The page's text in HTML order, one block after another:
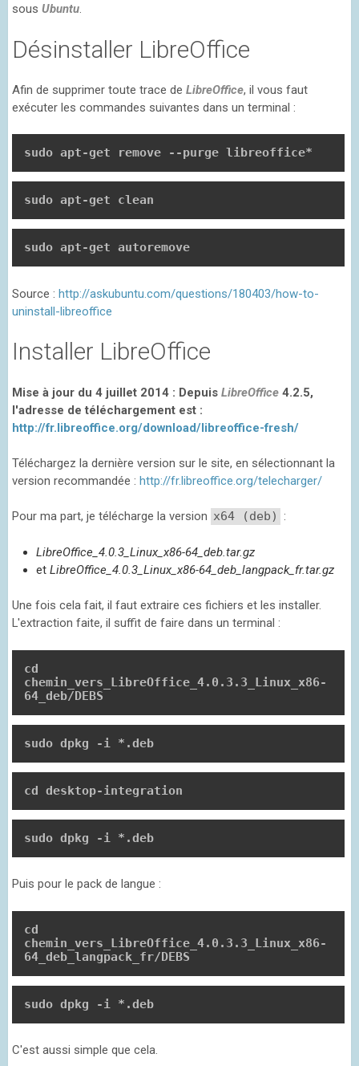
sous Ubuntu.
Désinstaller LibreOffice
Afin de supprimer toute trace de LibreOffice, il vous faut
exécuter les commandes suivantes dans un terminal :
sudo apt-get remove --purge libreoffice*
sudo apt-get clean
sudo apt-get autoremove
Source : http://askubuntu.com/questions/180403/how-to-
uninstall-libreoffice
Installer LibreOffice
Mise à jour du 4 juillet 2014 : Depuis LibreOffice 4.2.5,
l'adresse de téléchargement est :
http://fr.libreoffice.org/download/libreoffice-fresh/
Téléchargez la dernière version sur le site, en sélectionnant la
version recommandée : http://fr.libreoffice.org/telecharger/
Pour ma part, je télécharge la version x64 (deb) :
LibreOffice_4.0.3_Linux_x86-64_deb.tar.gz
et LibreOffice_4.0.3_Linux_x86-64_deb_langpack_fr.tar.gz
Une fois cela fait, il faut extraire ces fichiers et les installer.
L'extraction faite, il suffit de faire dans un terminal :
cd
chemin_vers_LibreOffice_4.0.3.3_Linux_x86-
64_deb/DEBS
sudo dpkg -i *.deb
cd desktop-integration
sudo dpkg -i *.deb
Puis pour le pack de langue :
cd
chemin_vers_LibreOffice_4.0.3.3_Linux_x86-
64_deb_langpack_fr/DEBS
sudo dpkg -i *.deb
C'est aussi simple que cela.